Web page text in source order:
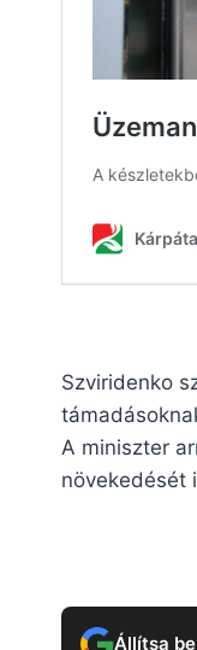
Szviridenko
A miniszter
növekedését
Állítsa